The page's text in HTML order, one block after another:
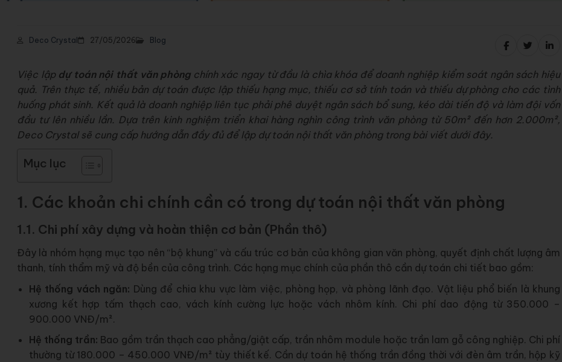
Deco Crystal 27/05/2026 Blog
Việc lập dự toán nội thất văn phòngchính xác ngay từ đầu là chìa khóa để doanh nghiệp kiểm soát ngân sách hiệu
quả. Trên thực tế, nhiều bản dự toán được lập thiếu hạng mục, thiếu cơ sở tính toán và thiếu dự phòng cho các tình
huống phát sinh. Kết quả là doanh nghiệp liên tục phải phê duyệt ngân sách bổ sung, kéo dài tiến độ và làm đội vốn
đầu tư lên nhiều lần. Dựa trên kinh nghiệm triển khai hàng nghìn công trình văn phòng từ 50m² đến hơn 2.000m²,
Deco Crystal sẽ cung cấp hướng dẫn đầy đủ để lập dự toán nội thất văn phòng trong bài viết dưới đây.
Mục lục
1. Các khoản chi chính cần có trong dự toán nội thất văn phòng
1.1. Chi phí xây dựng và hoàn thiện cơ bản (Phần thô)
Đây là nhóm hạng mục tạo nên “bộ khung” và cấu trúc cơ bản của không gian văn phòng, quyết định chất lượng âm
thanh, tính thẩm mỹ và độ bền của công trình. Các hạng mục chính của phần thô cần dự toán chi tiết bao gồm:
Hệ thống vách ngăn: Dùng để chia khu vực làm việc, phòng họp, và phòng lãnh đạo. Vật liệu phổ biến là khung
xương kết hợp tấm thạch cao, vách kính cường lực hoặc vách nhôm kính. Chi phí dao động từ 350.000 –
900.000 VNĐ/m².
Hệ thống trần: Bao gồm trần thạch cao phẳng/giật cấp, trần nhôm module hoặc trần lam gỗ công nghiệp. Chi phí
thường từ 180.000 – 450.000 VNĐ/m² tùy thiết kế. Cần dự toán hệ thống trần đồng thời với đèn âm trần, hộp kỹ